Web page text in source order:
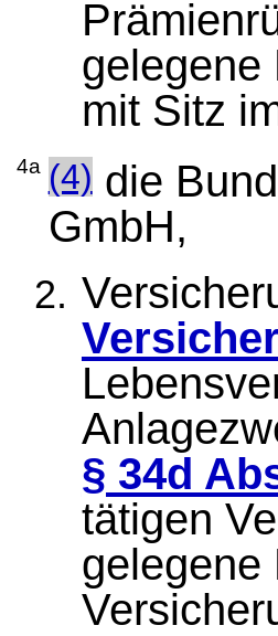
gelegene
mit Sitz
4a (4)die
GmbH,
§ 34d
tätigen
gelegene